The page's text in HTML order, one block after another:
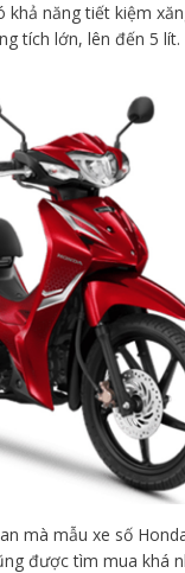
khả năng tiết kiệm
tích lớn, lên đến 5 lít.
mà mẫu xe số
được tìm mua khá